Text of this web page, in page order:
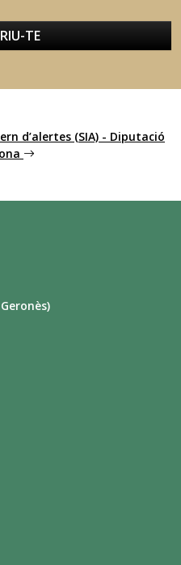
TE
d’alertes (SIA) - Diputació